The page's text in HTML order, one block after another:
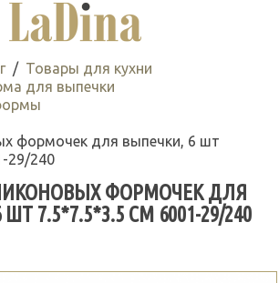
Товары для кухни
для выпечки
формочек для выпечки, 6 шт
29/240
ФОРМОЧЕК ДЛЯ
7.5*7.5*3.5 СМ 6001-29/240